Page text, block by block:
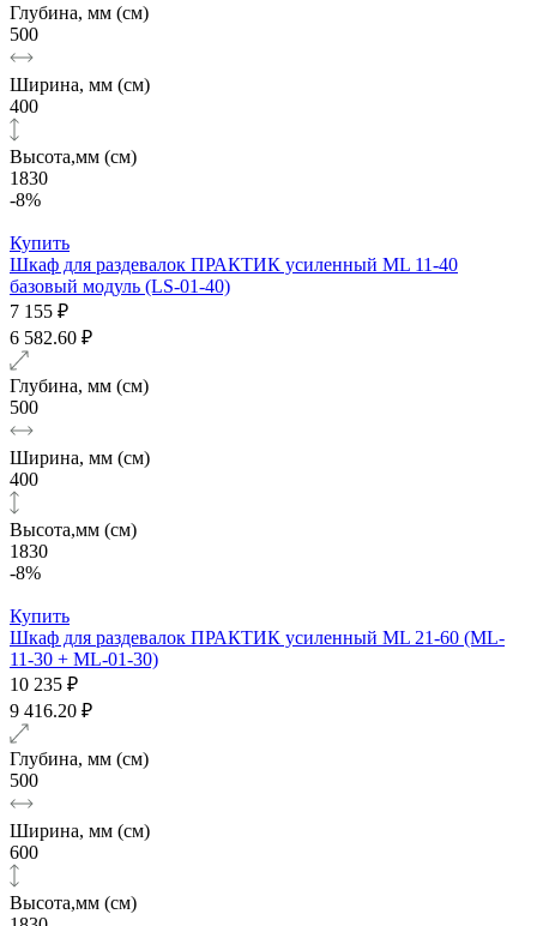
Глубина, мм (см)
500
Ширина, мм (см)
400
Высота,мм (см)
1830
-8%
Купить
Шкаф для раздевалок ПРАКТИК усиленный ML 11-40
базовый модуль (LS-01-40)
7 155 ₽
6 582.60 ₽
Глубина, мм (см)
500
Ширина, мм (см)
400
Высота,мм (см)
1830
-8%
Купить
Шкаф для раздевалок ПРАКТИК усиленный ML 21-60 (ML-
11-30 + ML-01-30)
10 235 ₽
9 416.20 ₽
Глубина, мм (см)
500
Ширина, мм (см)
600
Высота,мм (см)